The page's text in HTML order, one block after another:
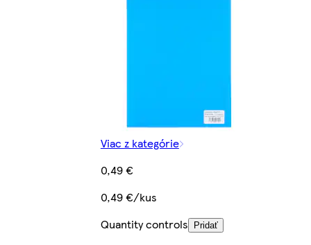
Viac z kategórie
0,49 €
0,49 €/kus
Quantity controls
Pridať